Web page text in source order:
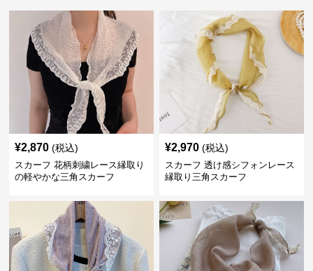
¥2,870 (税込)
スカーフ 花柄刺繍レース縁取り
の軽やかな三角スカーフ
¥2,970 (税込)
スカーフ 透け感シフォンレース
縁取り三角スカーフ